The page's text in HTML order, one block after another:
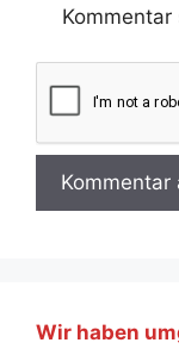
Kommentar
Wir haben